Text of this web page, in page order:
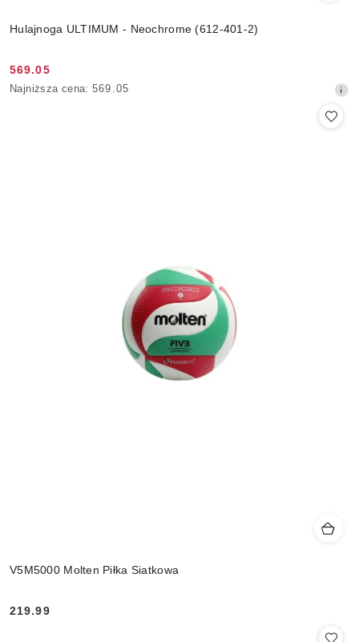
Hulajnoga ULTIMUM - Neochrome (612-401-2)
Cena
promocyjna:
569.05
Najniższa
Najniższa cena: 569.05
V5M5000 Molten Piłka Siatkowa
Cena:
219.99